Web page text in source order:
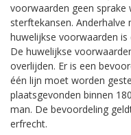
voorwaarden geen sprake
sterftekansen. Anderhalve
huwelijkse voorwaarden
De huwelijkse
overlijden. Er is een
één lijn moet worden
plaatsgevonden binnen
man. De bevoordeling
erfrecht.